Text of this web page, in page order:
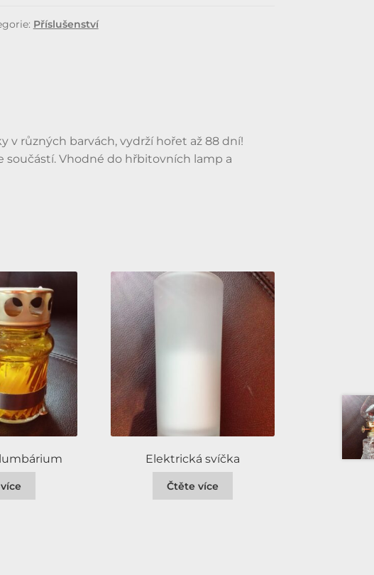
Příslušenství
v různých barvách, vydrží hořet až 88 dní!
součástí. Vhodné do hřbitovních lamp a
Elektrická svíčka
Čtěte více